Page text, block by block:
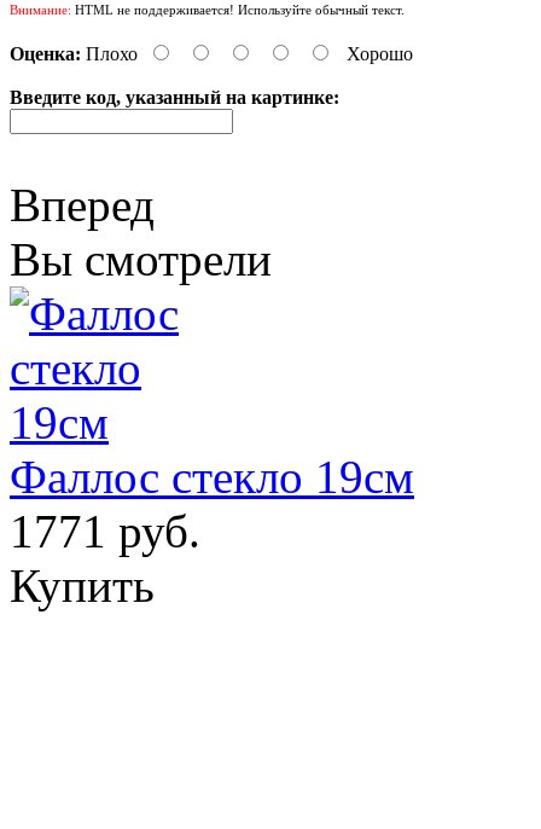
Внимание: HTML не поддерживается! Используйте обычный текст.
Оценка: Плохо Хорошо
Введите код, указанный на картинке:
Вперед
Вы смотрели
Фаллос стекло 19см
1771 руб.
Купить